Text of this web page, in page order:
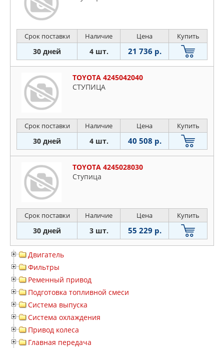
Срок поставки Наличие Цена Купить
30 дней 4 шт. 21 736 р.
TOYOTA 4245042040
СТУПИЦА
Срок поставки Наличие Цена Купить
30 дней 4 шт. 40 508 р.
TOYOTA 4245028030
Ступица
Срок поставки Наличие Цена Купить
30 дней 3 шт. 55 229 р.
Двигатель
Фильтры
Ременный привод
Подготовка топливной смеси
Система выпуска
Система охлаждения
Привод колеса
Главная передача